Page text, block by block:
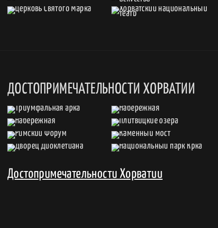
ДОСТОПРИМЕЧАТЕЛЬНОСТИ ХОРВАТИИ
Достопримечательности Хорватии